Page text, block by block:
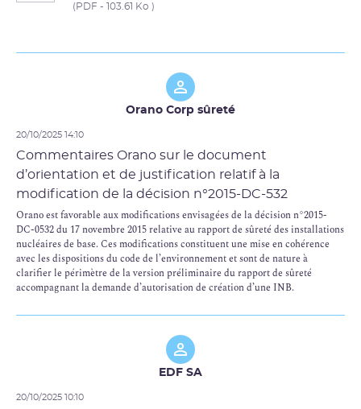
(PDF - 103.61 Ko )
Orano Corp sûreté
20/10/2025 14:10
Commentaires Orano sur le document
d’orientation et de justification relatif à la
modification de la décision n°2015-DC-532
Orano est favorable aux modifications envisagées de la décision n°2015-
DC-0532 du 17 novembre 2015 relative au rapport de sûreté des installations
nucléaires de base. Ces modifications constituent une mise en cohérence
avec les dispositions du code de l’environnement et sont de nature à
clarifier le périmètre de la version préliminaire du rapport de sûreté
accompagnant la demande d’autorisation de création d’une INB.
EDF SA
20/10/2025 10:10